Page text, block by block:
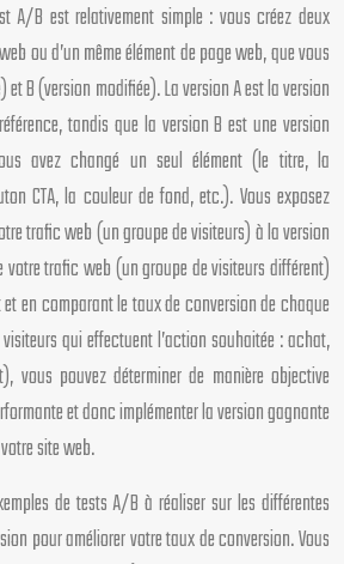
A/B est relativement simple : vous créez deux
ou d’un même élément de page web, que vous
B (version modifiée). La version A est la version
tandis que la version B est une version
avez changé un seul élément (le titre, la
CTA, la couleur de fond, etc.). Vous exposez
trafic web (un groupe de visiteurs) à la version
trafic web (un groupe de visiteurs différent)
en comparant le taux de conversion de chaque
qui effectuent l’action souhaitée : achat,
vous pouvez déterminer de manière objective
et donc implémenter la version gagnante
site web.
de tests A/B à réaliser sur les différentes
pour améliorer votre taux de conversion. Vous